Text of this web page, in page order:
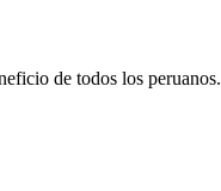
de todos los peruanos.